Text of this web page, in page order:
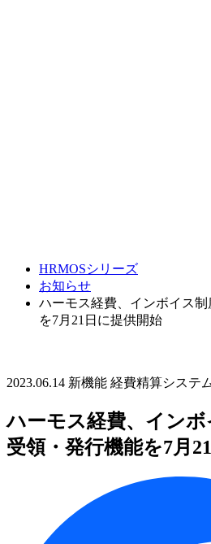
HRMOSシリーズ
お知らせ
ハーモス経費、インボイス
を7月21日に提供開始
2023.06.14 新機能 経費精算システ
ハーモス経費、イン
受領・発行機能を7月